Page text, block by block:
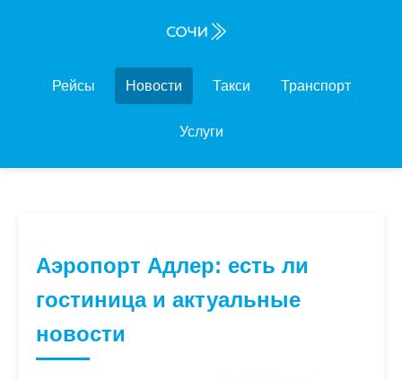
Рейсы Новости Такси Транспорт
Услуги
Аэропорт Адлер: есть ли
гостиница и актуальные
новости